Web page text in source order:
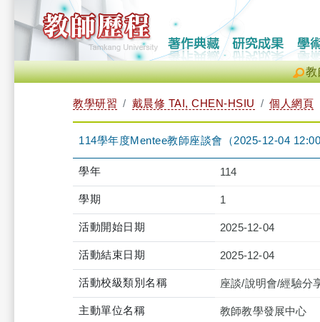
教
教學研習 戴晨修 TAI, CHEN-HSIU 個人網頁
114學年度Mentee教師座談會（2025-12-04
學年 114
學期 1
活動開始日期 2025-12-04
活動結束日期 2025-12-04
活動校級類別名稱 座談/說明會/經驗分
主動單位名稱 教師教學發展中心